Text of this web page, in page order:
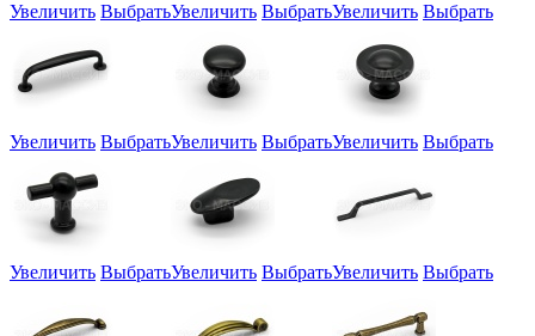
Увеличить ВыбратьУвеличить ВыбратьУвеличить Выбрать
Увеличить ВыбратьУвеличить ВыбратьУвеличить Выбрать
Увеличить ВыбратьУвеличить ВыбратьУвеличить Выбрать